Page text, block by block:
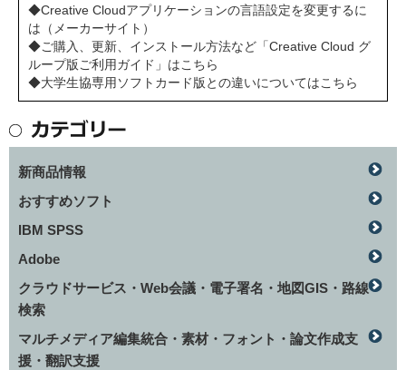
◆Creative Cloudアプリケーションの言語設定を変更するに
は（メーカーサイト）
◆ご購入、更新、インストール方法など「Creative Cloud グ
ループ版ご利用ガイド」はこちら
◆大学生協専用ソフトカード版との違いについてはこちら
新商品情報
おすすめソフト
IBM SPSS
Adobe
クラウドサービス・Web会議・電子署名・地図GIS・路線
検索
マルチメディア編集統合・素材・フォント・論文作成支
援・翻訳支援